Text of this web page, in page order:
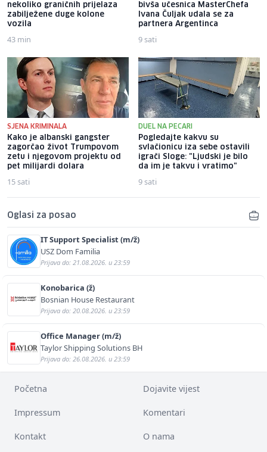
nekoliko graničnih prijelaza
zabilježene duge kolone
vozila
43 min
bivša učesnica MasterChefa
Ivana Čuljak udala se za
partnera Argentinca
9 sati
SJENA KRIMINALA
Kako je albanski gangster
zagorčao život Trumpovom
zetu i njegovom projektu od
pet milijardi dolara
15 sati
DUEL NA PECARI
Pogledajte kakvu su
svlačionicu iza sebe ostavili
igrači Sloge: "Ljudski je bilo
da im je takvu i vratimo"
9 sati
Oglasi za posao
IT Support Specialist (m/ž)
USZ Dom Familia
Prijava do: 21.08.2026. u 23:59
Konobarica (ž)
Bosnian House Restaurant
Prijava do: 20.08.2026. u 23:59
Office Manager (m/ž)
Taylor Shipping Solutions BH
Prijava do: 26.08.2026. u 23:59
Početna Dojavite vijest
Impressum Komentari
Kontakt O nama